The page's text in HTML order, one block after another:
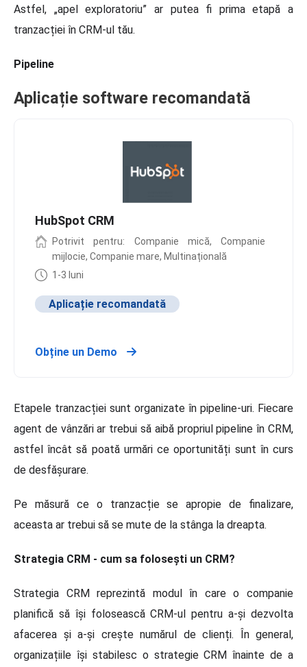
Astfel, „apel exploratoriu” ar putea fi prima etapă a
tranzacției în CRM-ul tău.
Pipeline
Aplicație software recomandată
HubSpot CRM
Potrivit pentru: Companie mică, Companie
mijlocie, Companie mare, Multinațională
1-3 luni
Aplicație recomandată
Obține un Demo
Etapele tranzacției sunt organizate în pipeline-uri. Fiecare
agent de vânzări ar trebui să aibă propriul pipeline în CRM,
astfel încât să poată urmări ce oportunități sunt în curs
de desfășurare.
Pe măsură ce o tranzacție se apropie de finalizare,
aceasta ar trebui să se mute de la stânga la dreapta.
Strategia CRM - cum sa folosești un CRM?
Strategia CRM reprezintă modul în care o companie
planifică să își folosească CRM-ul pentru a-și dezvolta
afacerea și a-și crește numărul de clienți. În general,
organizațiile își stabilesc o strategie CRM înainte de a